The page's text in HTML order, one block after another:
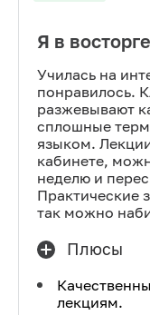
Я в
Училась на
понравилось.
разжевывают
сплошные
языком.
кабинете,
неделю и
Практические
так можно
Плюсы
лекциям.